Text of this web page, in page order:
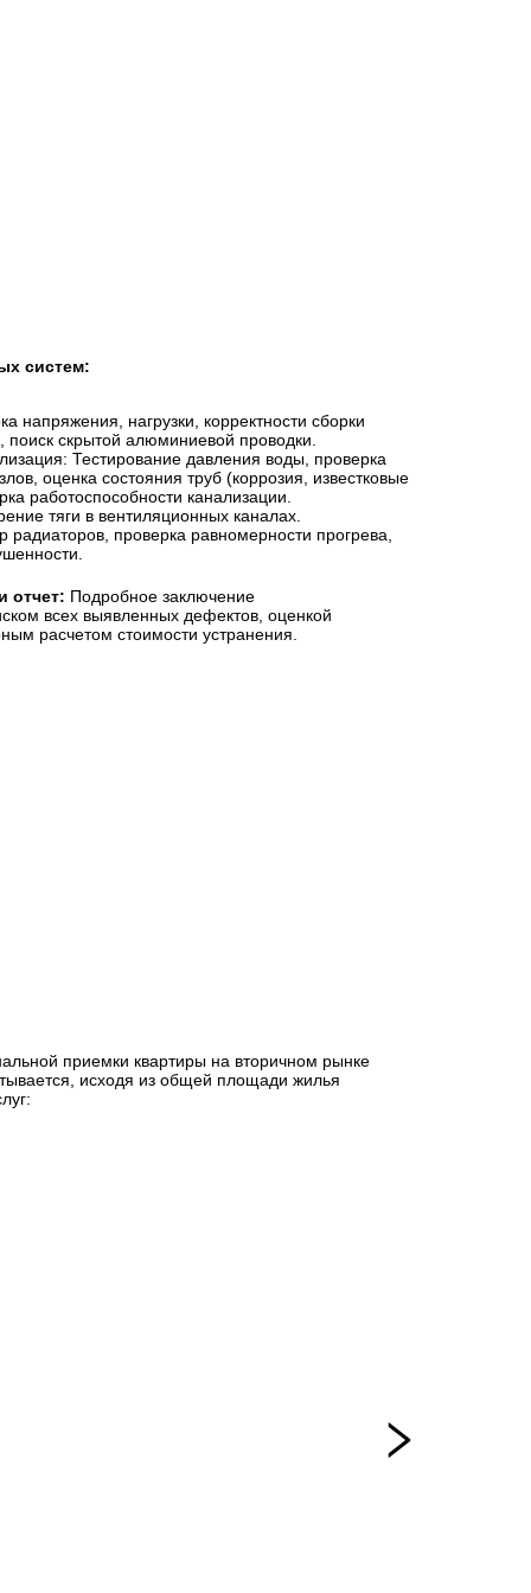
отчет: Подробное заключение
всех выявленных дефектов, оценкой
расчетом стоимости устранения.
систем:
напряжения, нагрузки, корректности сборки
поиск скрытой алюминиевой проводки.
Тестирование давления воды, проверка
оценка состояния труб (коррозия, известковые
работоспособности канализации.
тяги в вентиляционных каналах.
проверка равномерности прогрева,
приемки квартиры на вторичном рынке
исходя из общей площади жилья